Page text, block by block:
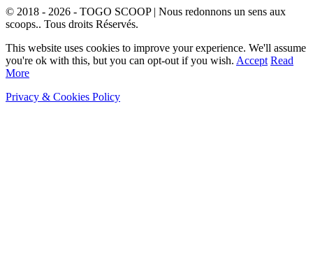
© 2018 - 2026 - TOGO SCOOP | Nous redonnons un sens aux
scoops.. Tous droits Réservés.
This website uses cookies to improve your experience. We'll assume
you're ok with this, but you can opt-out if you wish. Accept Read
More
Privacy & Cookies Policy